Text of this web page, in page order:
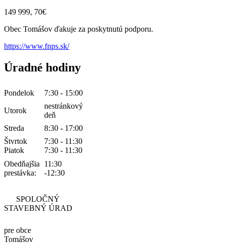
149 999, 70€
Obec Tomášov ďakuje za poskytnutú podporu.
https://www.fnps.sk/
Úradné hodiny
Pondelok 7:30 - 15:00
Utorok
nestránkový
deň
Streda
8:30 - 17:00
Štvrtok
7:30 - 11:30
Piatok
7:30 - 11:30
Obedňajšia
prestávka:
11:30
-12:30
SPOLOČNÝ
STAVEBNÝ ÚRAD
pre obce
Tomášov